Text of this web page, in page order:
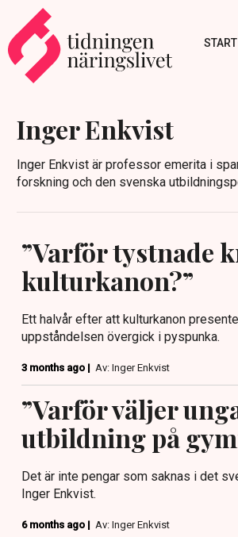
START
Inger Enkvist
Inger Enkvist är professor emerita i
forskning och den svenska
”Varför tystnade
kulturkanon?”
Ett halvår efter att kulturkanon
uppståndelsen övergick i pyspunka.
3 months ago | Av: Inger Enkvist
”Varför väljer
utbildning på
Det är inte pengar som saknas i det
Inger Enkvist.
6 months ago | Av: Inger Enkvist